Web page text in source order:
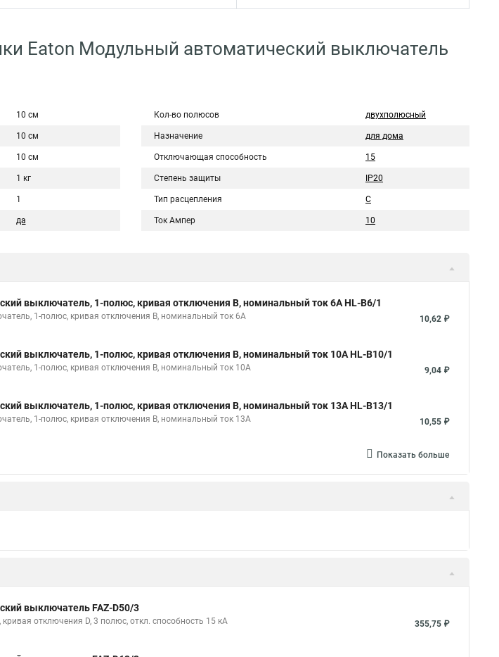
Eaton Модульный автоматический выключатель
10 см
10 см
10 см
1 кг
1
да
Кол-во полюсов двухполюсный
Назначение для дома
Отключающая способность 15
Степень защиты IP20
Тип расцепления C
Ток Ампер 10
выключатель, 1-полюс, кривая отключения B, номинальный ток 6А HL-B6/1
1-полюс, кривая отключения B, номинальный ток 6А 10,62 ₽
выключатель, 1-полюс, кривая отключения B, номинальный ток 10А HL-B10/1
1-полюс, кривая отключения B, номинальный ток 10А 9,04 ₽
выключатель, 1-полюс, кривая отключения B, номинальный ток 13А HL-B13/1
1-полюс, кривая отключения B, номинальный ток 13А 10,55 ₽
Показать больше
выключатель FAZ-D50/3
отключения D, 3 полюс, откл. способность 15 кА 355,75 ₽